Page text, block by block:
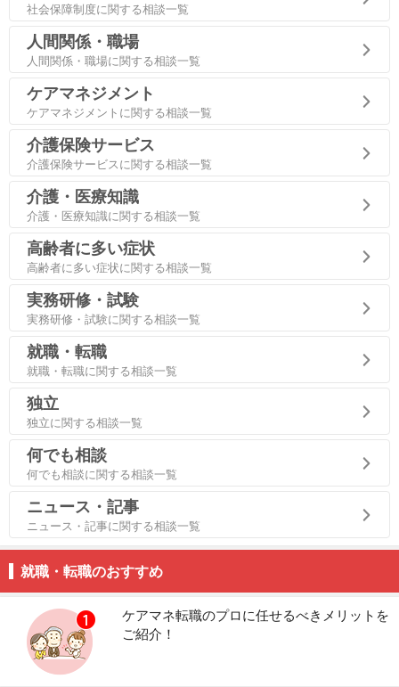
社会保障制度に関する相談一覧
人間関係・職場
人間関係・職場に関する相談一覧
ケアマネジメント
ケアマネジメントに関する相談一覧
介護保険サービス
介護保険サービスに関する相談一覧
介護・医療知識
介護・医療知識に関する相談一覧
高齢者に多い症状
高齢者に多い症状に関する相談一覧
実務研修・試験
実務研修・試験に関する相談一覧
就職・転職
就職・転職に関する相談一覧
独立
独立に関する相談一覧
何でも相談
何でも相談に関する相談一覧
ニュース・記事
ニュース・記事に関する相談一覧
就職・転職のおすすめ
ケアマネ転職のプロに任せるべきメリットを
ご紹介！